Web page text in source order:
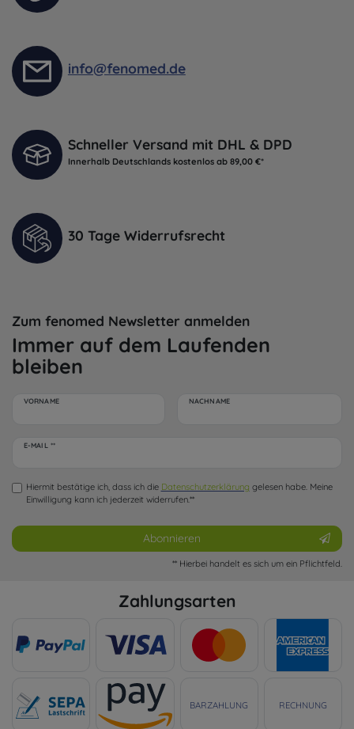
info@fenomed.de
Schneller Versand mit DHL & DPD
Innerhalb Deutschlands kostenlos ab 89,00 €*
30 Tage Widerrufsrecht
Zum fenomed Newsletter anmelden
Immer auf dem Laufenden
bleiben
VORNAME NACHNAME
E-MAIL **
Newsletter
Hiermit bestätige ich, dass ich die Daten­schutz­erklärung gelesen habe. Meine
Einwilligung kann ich jederzeit widerrufen.**
Abonnieren
** Hierbei handelt es sich um ein Pflichtfeld.
Zahlungsarten
BARZAHLUNG RECHNUNG